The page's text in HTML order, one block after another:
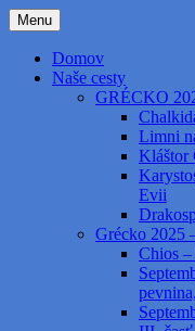
Preskočiť
na
obsahkapab.sk
roads and no
Menu
Domov
Naše cesty
GRÉCKO
Limni
Kláštor
Evii
Grécko 2025
Chios